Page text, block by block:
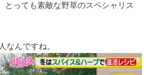
とっても素敵な野草のスペシャリス
なんですね。